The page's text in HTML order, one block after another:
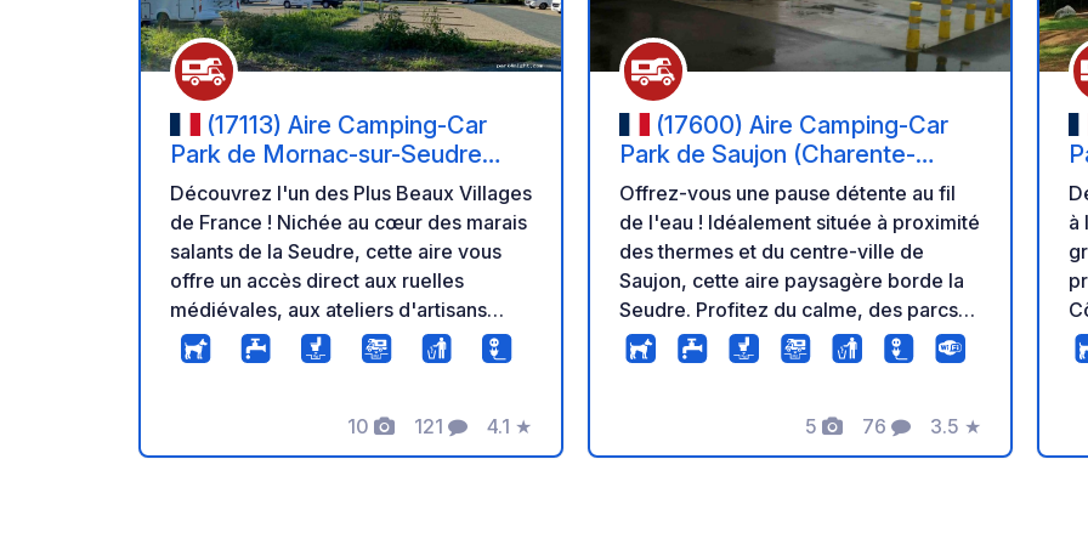
(17113) Aire Camping-Car
Park de Mornac-sur-Seudre
(Charente-Maritime) – Plus
Beaux Villages de France et Ma
Découvrez l'un des Plus Beaux Villages
de France ! Nichée au cœur des marais
salants de la Seudre, cette aire vous
offre un accès direct aux ruelles
médiévales, aux ateliers d'artisans
d'art et au charmant port de Mornac.
Une étape ostréicole et historique
sérénité sur des emplacements de
qualité dotés de bornes électriques
10
Photos
121
Commentaires
4.1
Note
★
(17600) Aire Camping-Car
Park de Saujon (Charente-
Maritime) – Station Thermale et
Seudre
Offrez-vous une pause détente au fil
de l'eau ! Idéalement située à proximité
des thermes et du centre-ville de
Saujon, cette aire paysagère borde la
Seudre. Profitez du calme, des parcs
ombragés et accédez facilement aux
plages de la Côte de Beauté et de
confort : emplacements délimités,
bornes électriques individuelles, Wi-Fi
5
Photos
76
Commentaires
3.5
Note
★
à